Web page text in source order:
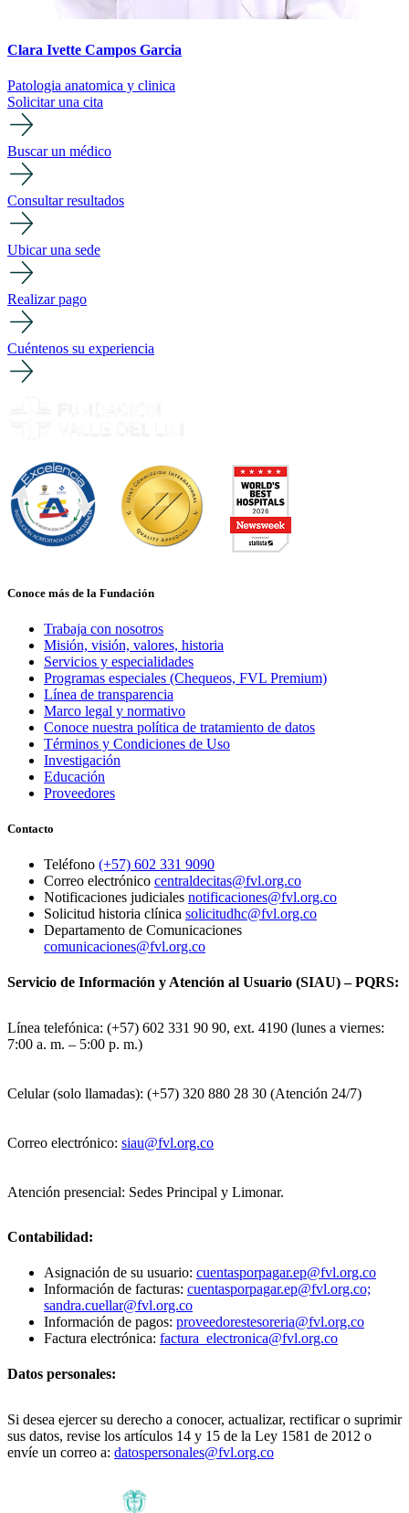
Clara Ivette Campos Garcia
Patologia anatomica y clinica
Solicitar una cita
Buscar un médico
Consultar resultados
Ubicar una sede
Realizar pago
Cuéntenos su experiencia
Conoce más de la Fundación
Trabaja con nosotros
Misión, visión, valores, historia
Servicios y especialidades
Programas especiales (Chequeos, FVL Premium)
Línea de transparencia
Marco legal y normativo
Conoce nuestra política de tratamiento de datos
Términos y Condiciones de Uso
Investigación
Educación
Proveedores
Contacto
Teléfono (+57) 602 331 9090
Correo electrónico centraldecitas@fvl.org.co
Notificaciones judiciales notificaciones@fvl.org.co
Solicitud historia clínica solicitudhc@fvl.org.co
Departamento de Comunicaciones
comunicaciones@fvl.org.co
Servicio de Información y Atención al Usuario (SIAU) – PQRS:
Línea telefónica: (+57) 602 331 90 90, ext. 4190 (lunes a viernes:
7:00 a. m. – 5:00 p. m.)
Celular (solo llamadas): (+57) 320 880 28 30 (Atención 24/7)
Correo electrónico: siau@fvl.org.co
Atención presencial: Sedes Principal y Limonar.
Contabilidad:
Asignación de su usuario: cuentasporpagar.ep@fvl.org.co
Información de facturas: cuentasporpagar.ep@fvl.org.co;
sandra.cuellar@fvl.org.co
Información de pagos: proveedorestesoreria@fvl.org.co
Factura electrónica: factura_electronica@fvl.org.co
Datos personales:
Si desea ejercer su derecho a conocer, actualizar, rectificar o suprimir
sus datos, revise los artículos 14 y 15 de la Ley 1581 de 2012 o
envíe un correo a: datospersonales@fvl.org.co